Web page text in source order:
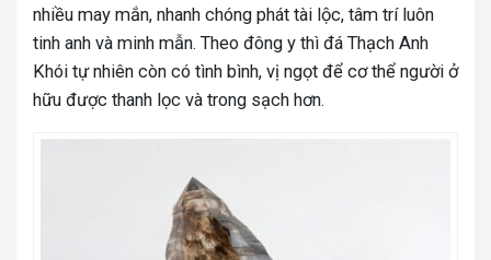
nhiều may mắn, nhanh chóng phát tài lộc, tâm trí luôn
tinh anh và minh mẫn. Theo đông y thì đá Thạch Anh
Khói tự nhiên còn có tình bình, vị ngọt để cơ thể người ở
hữu được thanh lọc và trong sạch hơn.